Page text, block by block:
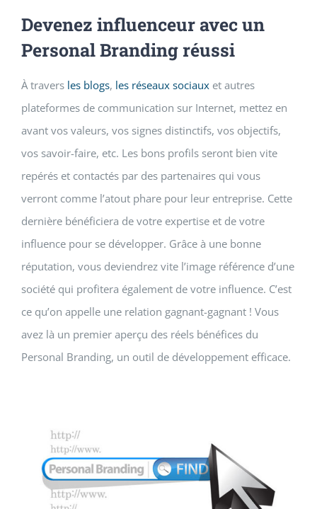
Devenez influenceur avec un
Personal Branding réussi
À travers les blogs, les réseaux sociaux et autres
plateformes de communication sur Internet, mettez en
avant vos valeurs, vos signes distinctifs, vos objectifs,
vos savoir-faire, etc. Les bons profils seront bien vite
repérés et contactés par des partenaires qui vous
verront comme l’atout phare pour leur entreprise. Cette
dernière bénéficiera de votre expertise et de votre
influence pour se développer. Grâce à une bonne
réputation, vous deviendrez vite l’image référence d’une
société qui profitera également de votre influence. C’est
ce qu’on appelle une relation gagnant-gagnant ! Vous
avez là un premier aperçu des réels bénéfices du
Personal Branding, un outil de développement efficace.